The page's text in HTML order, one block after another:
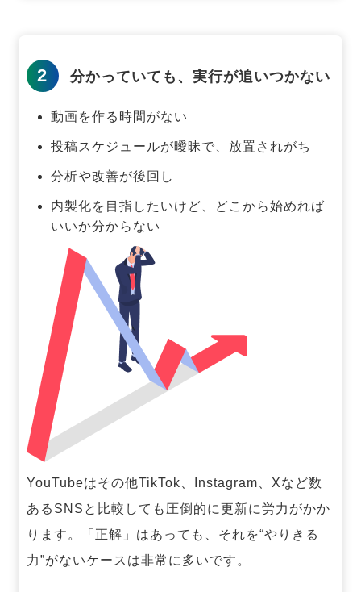
2 分かっていても、実行が追いつかない
動画を作る時間がない
投稿スケジュールが曖昧で、放置されがち
分析や改善が後回し
内製化を目指したいけど、どこから始めれば
いいか分からない
YouTubeはその他TikTok、Instagram、Xなど数
あるSNSと比較しても圧倒的に更新に労力がかか
ります。「正解」はあっても、それを“やりきる
力”がないケースは非常に多いです。